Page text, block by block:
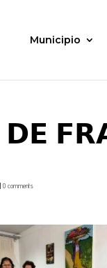
Municipio
|0 comments